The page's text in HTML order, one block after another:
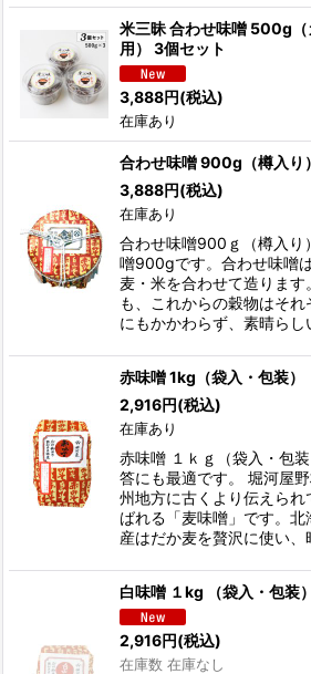
米三昧 合わせ味噌 500g
用） 3個セット
3,888円(税込)
在庫あり
合わせ味噌 900g（樽入り）
3,888円(税込)
在庫あり
合わせ味噌900ｇ（樽入り
噌900gです。合わせ味噌
麦・米を合わせて造ります
も、これからの穀物はそ
にもかかわらず、素晴ら
赤味噌 1kg（袋入・包装）
2,916円(税込)
在庫あり
赤味噌 １ｋｇ（袋入・包
答にも最適です。 堀河屋
州地方に古くより伝えら
ばれる「麦味噌」です。
産はだか麦を贅沢に使い
白味噌 １kg （袋入・包装）
2,916円(税込)
在庫数 在庫なし